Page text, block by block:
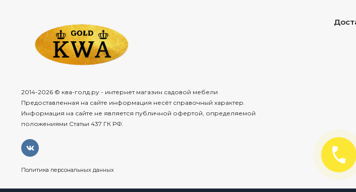
2014-2026 © ква-голд.ру - интернет магазин садовой мебели
Предоставленная на сайте информация несёт справочный характер.
Информация на сайте не является публичной офертой, определяемой
положениями Статьи 437 ГК РФ.
Политика персональных данных